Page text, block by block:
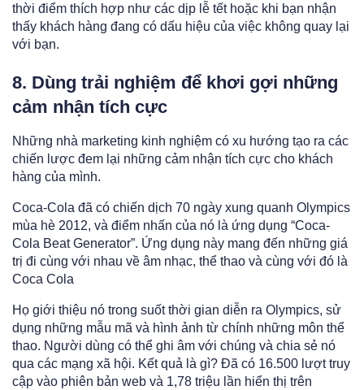
thời điểm thích hợp như các dịp lễ tết hoặc khi bạn nhận
thấy khách hàng đang có dấu hiệu của việc không quay lại
với bạn.
8. Dùng trải nghiệm để khơi gợi những
cảm nhận tích cực
Những nhà marketing kinh nghiệm có xu hướng tạo ra các
chiến lược đem lại những cảm nhận tích cực cho khách
hàng của mình.
Coca-Cola đã có chiến dịch 70 ngày xung quanh Olympics
mùa hè 2012, và điểm nhấn của nó là ứng dụng “Coca-
Cola Beat Generator”. Ứng dụng này mang đến những giá
trị đi cùng với nhau về âm nhạc, thể thao và cùng với đó là
Coca Cola
Họ giới thiệu nó trong suốt thời gian diễn ra Olympics, sử
dụng những mẫu mã và hình ảnh từ chính những môn thể
thao. Người dùng có thể ghi âm với chúng và chia sẻ nó
qua các mạng xã hội. Kết quả là gì? Đã có 16.500 lượt truy
cập vào phiên bản web và 1,78 triệu lần hiển thị trên